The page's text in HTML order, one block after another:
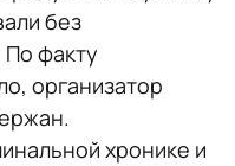
без
факту
организатор
хронике и